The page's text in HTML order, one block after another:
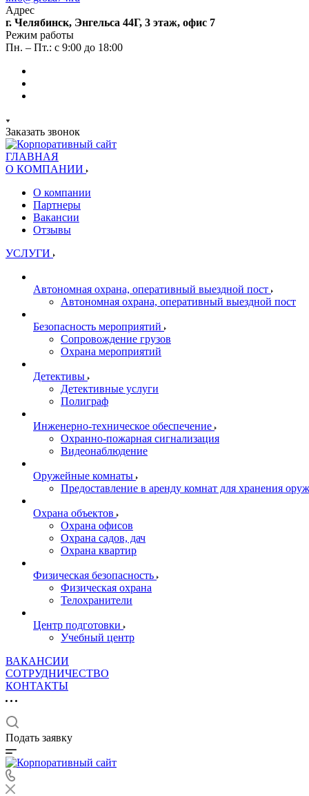
Адрес
г. Челябинск, Энгельса 44Г, 3 этаж, офис 7
Режим работы
Пн. – Пт.: с 9:00 до 18:00
Заказать звонок
ГЛАВНАЯ
О КОМПАНИИ
О компании
Партнеры
Вакансии
Отзывы
УСЛУГИ
Автономная охрана, оперативный выездной пост
Автономная охрана, оперативный выездной пост
Безопасность мероприятий
Сопровождение грузов
Охрана мероприятий
Детективы
Детективные услуги
Полиграф
Инженерно-техническое обеспечение
Охранно-пожарная сигнализация
Видеонаблюдение
Оружейные комнаты
Предоставление в аренду комнат для хранения
Охрана объектов
Охрана офисов
Охрана садов, дач
Охрана квартир
Физическая безопасность
Физическая охрана
Телохранители
Центр подготовки
Учебный центр
ВАКАНСИИ
СОТРУДНИЧЕСТВО
КОНТАКТЫ
Подать заявку